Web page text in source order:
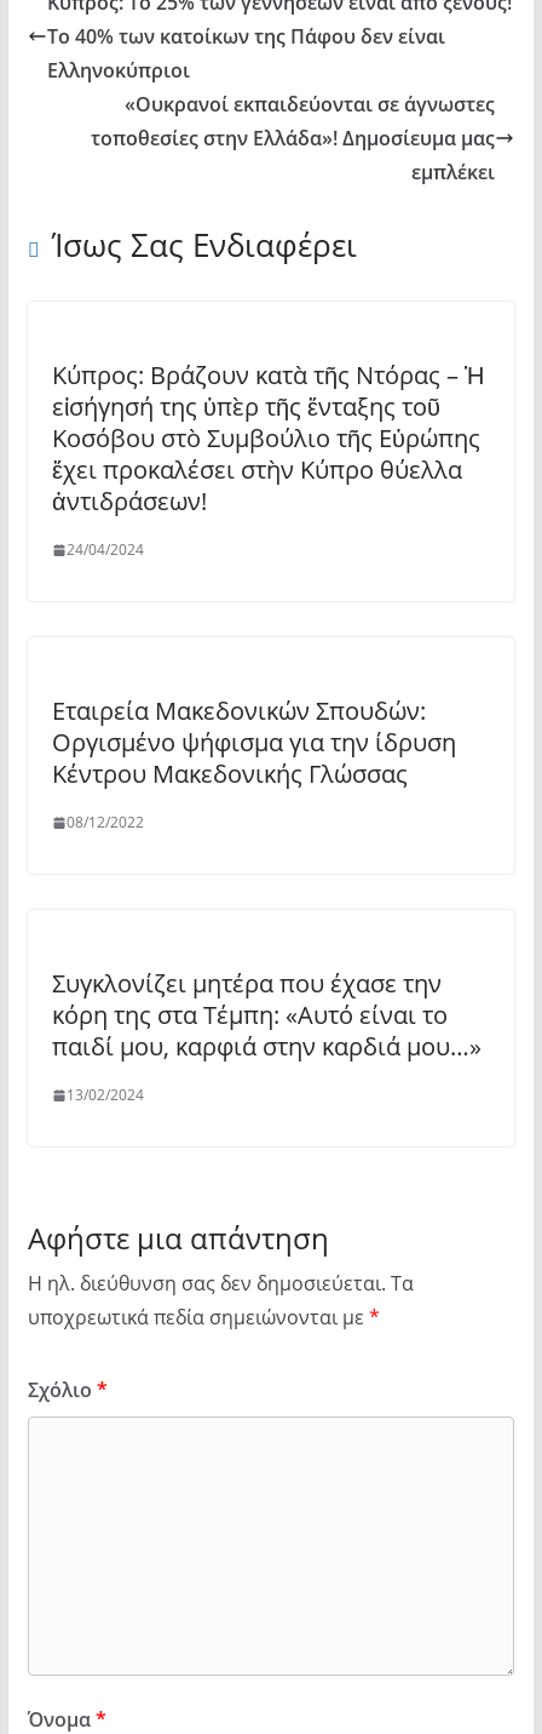
Tο 40% των κατοίκων της Πάφου δεν είναι
Ελληνοκύπριοι
«Ουκρανοί εκπαιδεύονται σε άγνωστες
τοποθεσίες στην Ελλάδα»! Δημοσίευμα μας
εμπλέκει
Ίσως Σας Ενδιαφέρει
Κύπρος: Βράζουν κατὰ τῆς Ντόρας – Ἡ
εἰσήγησή της ὑπὲρ τῆς ἔνταξης τοῦ
Κοσόβου στὸ Συμβούλιο τῆς Εὐρώπης
ἔχει προκαλέσει στὴν Κύπρο θύελλα
ἀντιδράσεων!
24/04/2024
Εταιρεία Μακεδονικών Σπουδών:
Οργισμένο ψήφισμα για την ίδρυση
Κέντρου Μακεδονικής Γλώσσας
08/12/2022
Συγκλονίζει μητέρα που έχασε την
κόρη της στα Τέμπη: «Αυτό είναι το
παιδί μου, καρφιά στην καρδιά μου…»
13/02/2024
Αφήστε μια απάντηση
Η ηλ. διεύθυνση σας δεν δημοσιεύεται. Τα
υποχρεωτικά πεδία σημειώνονται με *
Σχόλιο *
Όνομα*